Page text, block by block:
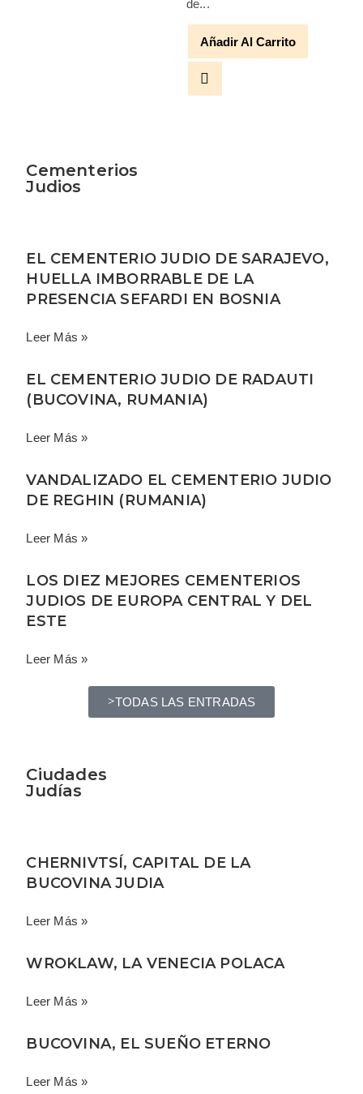
de...
Añadir Al Carrito
Cementerios
Judios
EL CEMENTERIO JUDIO DE SARAJEVO,
HUELLA IMBORRABLE DE LA
PRESENCIA SEFARDI EN BOSNIA
Leer Más »
EL CEMENTERIO JUDIO DE RADAUTI
(BUCOVINA, RUMANIA)
Leer Más »
VANDALIZADO EL CEMENTERIO JUDIO
DE REGHIN (RUMANIA)
Leer Más »
LOS DIEZ MEJORES CEMENTERIOS
JUDIOS DE EUROPA CENTRAL Y DEL
ESTE
Leer Más »
TODAS LAS ENTRADAS
Ciudades
Judías
CHERNIVTSÍ, CAPITAL DE LA
BUCOVINA JUDIA
Leer Más »
WROKLAW, LA VENECIA POLACA
Leer Más »
BUCOVINA, EL SUEÑO ETERNO
Leer Más »